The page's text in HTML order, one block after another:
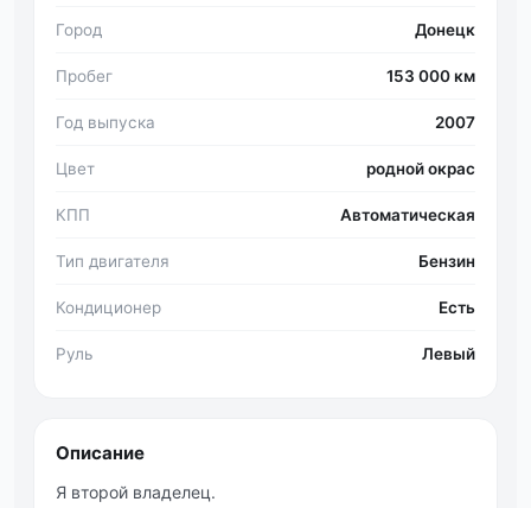
Город Донецк
Пробег 153 000 км
Год выпуска 2007
Цвет родной окрас
КПП Автоматическая
Тип двигателя Бензин
Кондиционер Есть
Руль Левый
Описание
Я второй владелец.